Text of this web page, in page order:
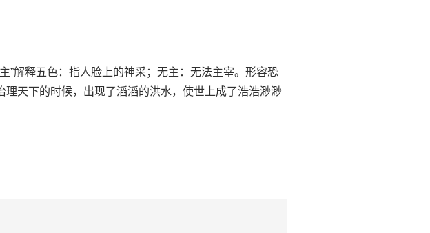
”解释五色：指人脸上的神采；无主：无法主宰。形容恐
理天下的时候，出现了滔滔的洪水，使世上成了浩浩渺渺